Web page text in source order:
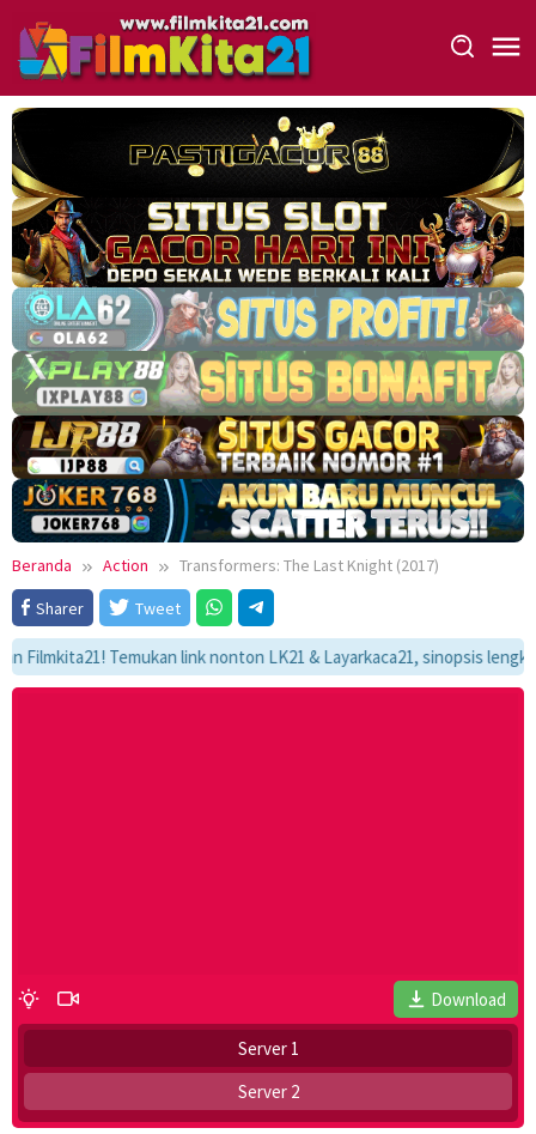
konten
Beranda Action
Transformers: The Last Knight (2017)
Sharer
Tweet
Temukan link nonton LK21 & Layarkaca21, sinopsis
Download
Server 1
Server 2